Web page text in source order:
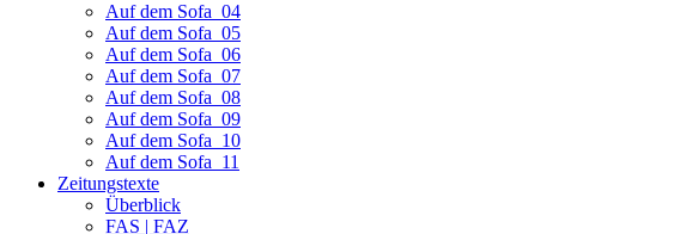
Auf dem Sofa_04
Auf dem Sofa_05
Auf dem Sofa_06
Auf dem Sofa_07
Auf dem Sofa_08
Auf dem Sofa_09
Auf dem Sofa_10
Auf dem Sofa_11
Zeitungstexte
Überblick
FAS | FAZ